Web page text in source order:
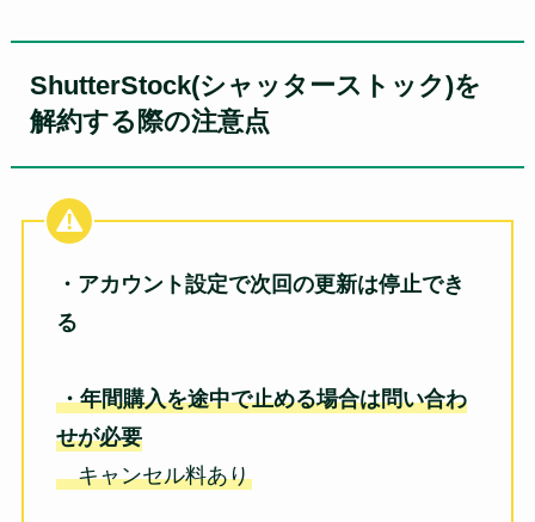
ShutterStock(シャッターストック)を
解約する際の注意点
・アカウント設定で次回の更新は停止でき
る
・年間購入を途中で止める場合は問い合わ
せが必要
キャンセル料あり